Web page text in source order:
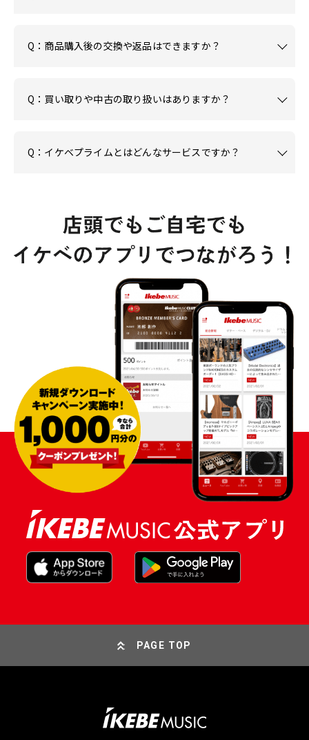
Q：商品購入後の交換や返品はできますか？
Q：買い取りや中古の取り扱いはありますか？
Q：イケベプライムとはどんなサービスですか？
PAGE TOP